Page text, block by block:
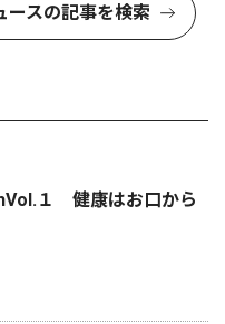
ースの記事を検索
１ 健康はお口から